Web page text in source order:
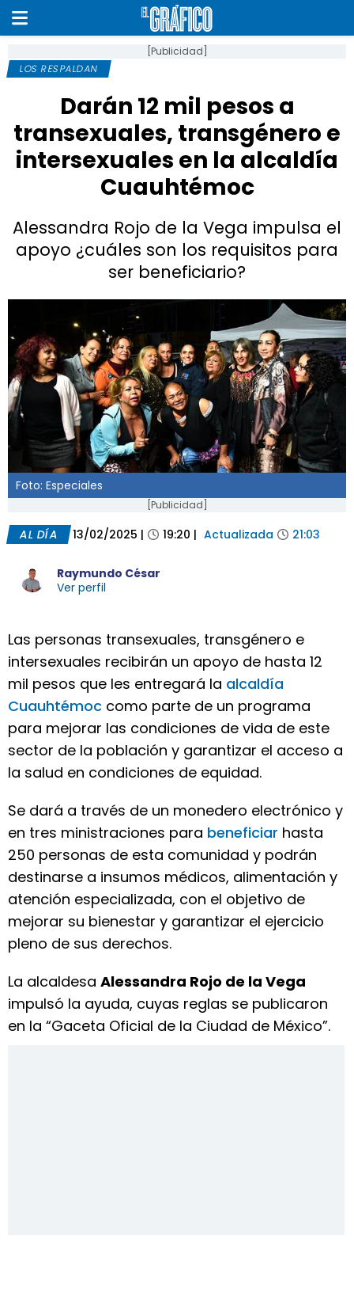
[Publicidad]
LOS RESPALDAN
Darán 12 mil pesos a
transexuales, transgénero e
intersexuales en la alcaldía
Cuauhtémoc
Alessandra Rojo de la Vega impulsa el
apoyo ¿cuáles son los requisitos para
ser beneficiario?
Foto: Especiales
[Publicidad]
AL DÍA 13/02/2025 | 19:20 | Actualizada 21:03
Raymundo César
Ver perfil
Las personas transexuales, transgénero e
intersexuales recibirán un apoyo de hasta 12
mil pesos que les entregará la alcaldía
Cuauhtémoc como parte de un programa
para mejorar las condiciones de vida de este
sector de la población y garantizar el acceso a
la salud en condiciones de equidad.
Se dará a través de un monedero electrónico y
en tres ministraciones para beneficiar hasta
250 personas de esta comunidad y podrán
destinarse a insumos médicos, alimentación y
atención especializada, con el objetivo de
mejorar su bienestar y garantizar el ejercicio
pleno de sus derechos.
La alcaldesa Alessandra Rojo de la Vega
impulsó la ayuda, cuyas reglas se publicaron
en la “Gaceta Oficial de la Ciudad de México”.